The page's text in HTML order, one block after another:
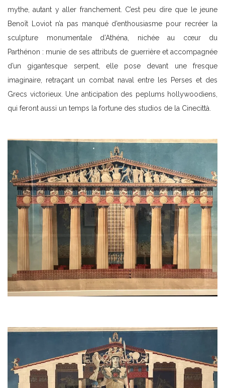
mythe, autant y aller franchement. C’est peu dire que le jeune
Benoît Loviot n’a pas manqué d’enthousiasme pour recréer la
sculpture monumentale d’Athéna, nichée au cœur du
Parthénon : munie de ses attributs de guerrière et accompagnée
d’un gigantesque serpent, elle pose devant une fresque
imaginaire, retraçant un combat naval entre les Perses et des
Grecs victorieux. Une anticipation des peplums hollywoodiens,
qui feront aussi un temps la fortune des studios de la Cinecittà.